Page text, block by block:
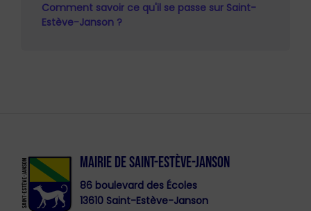
Comment savoir ce qu'il se passe sur Saint-
Estève-Janson ?
MAIRIE DE SAINT-ESTÈVE-JANSON
86 boulevard des Écoles
13610 Saint-Estève-Janson